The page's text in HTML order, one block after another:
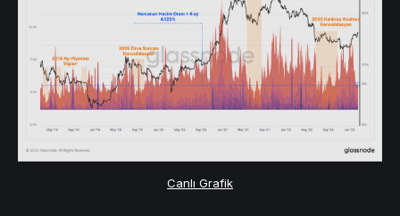
Canlı Grafik